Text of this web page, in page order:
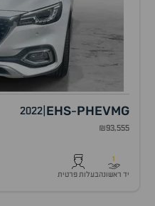
MG
EHS-PHEV
2022
₪93,555
1
יד ראשונהבעלות פרטית